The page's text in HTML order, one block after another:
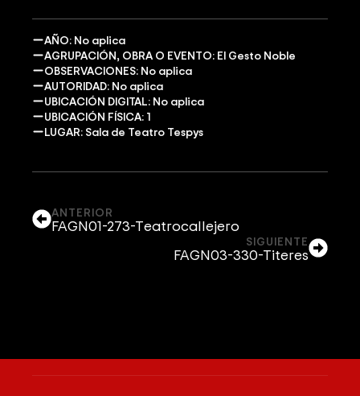
AÑO: No aplica
AGRUPACIÓN, OBRA O EVENTO: El Gesto Noble
OBSERVACIONES: No aplica
AUTORIDAD: No aplica
UBICACIÓN DIGITAL: No aplica
UBICACIÓN FÍSICA: 1
LUGAR: Sala de Teatro Tespys
ANTERIOR
FAGN01-273-Teatrocallejero
SIGUIENTE
FAGN03-330-Titeres